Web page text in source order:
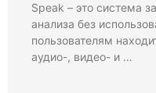
Speak – это система
анализа без
пользователям
аудио-, видео- и …